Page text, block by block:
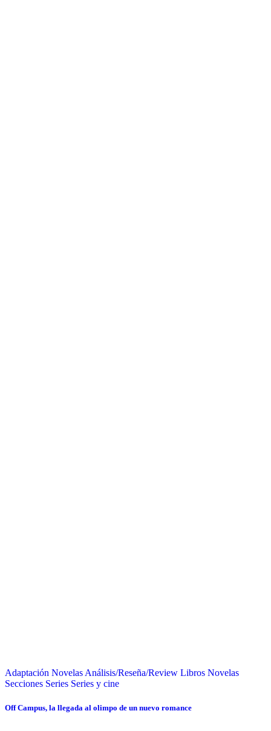
Adaptación Novelas Análisis/Reseña/Review Libros Novelas
Secciones Series Series y cine
Off Campus, la llegada al olimpo de un nuevo romance